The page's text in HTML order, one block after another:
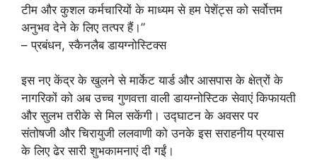
टीम और कुशल कर्मचारियों के माध्यम से हम पेशेंट्स को सर्वोत्तम
अनुभव देने के लिए तत्पर हैं।”
– प्रबंधन, स्कैनलैब डायग्नोस्टिक्स
इस नए केंद्र के खुलने से मार्केट यार्ड और आसपास के क्षेत्रों के
नागरिकों को अब उच्च गुणवत्ता वाली डायग्नोस्टिक सेवाएं किफायती
और सुलभ तरीके से मिल सकेंगी। उद्घाटन के अवसर पर
संतोषजी और चिरायुजी ललवाणी को उनके इस सराहनीय प्रयास
के लिए ढेर सारी शुभकामनाएं दी गईं।